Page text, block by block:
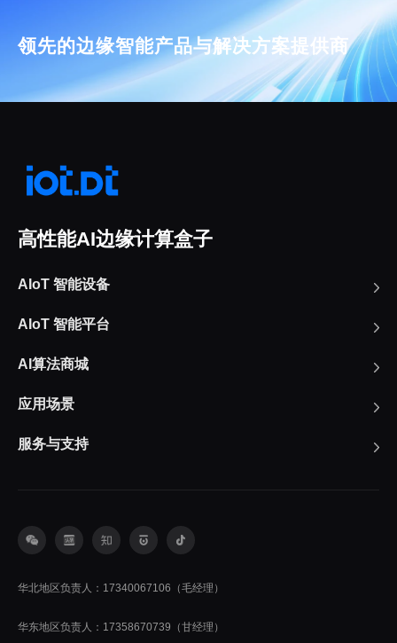
领先的边缘智能产品与解决方案提供商
高性能AI边缘计算盒子
AIoT 智能设备
AIoT 智能平台
AI算法商城
应用场景
服务与支持
华北地区负责人：17340067106（毛经理）
华东地区负责人：17358670739（甘经理）